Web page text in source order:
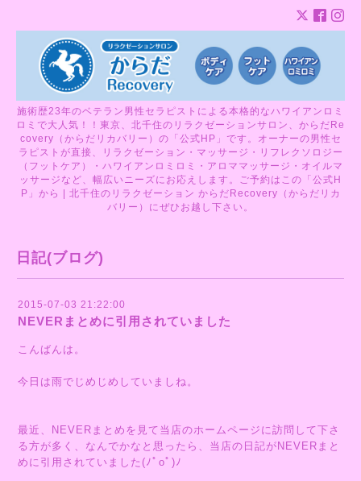
施術歴23年のベテラン男性セラピストによる本格的なハワイアンロミ
ロミで大人気！！東京、北千住のリラクゼーションサロン、からだRe
covery（からだリカバリー）の「公式HP」です。オーナーの男性セ
ラピストが直接、リラクゼーション・マッサージ・リフレクソロジー
（フットケア）・ハワイアンロミロミ・アロママッサージ・オイルマ
ッサージなど、幅広いニーズにお応えします。ご予約はこの「公式H
P」から | 北千住のリラクゼーション からだRecovery（からだリカ
バリー）にぜひお越し下さい。
日記(ブログ)
2015-07-03 21:22:00
NEVERまとめに引用されていました
こんばんは。
今日は雨でじめじめしていましね。
最近、NEVERまとめを見て当店のホームページに訪問して下さ
る方が多く、なんでかなと思ったら、当店の日記がNEVERまと
めに引用されていました(ﾉﾟοﾟ)ﾉ